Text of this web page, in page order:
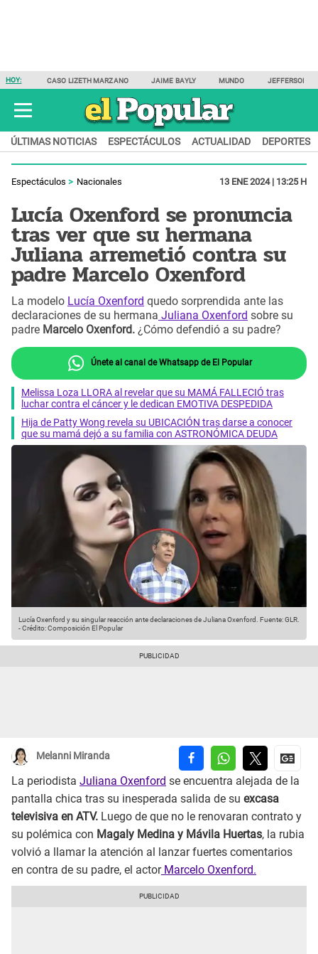
HOY: CASO LIZETH MARZANO JAIME BAYLY MUNDO JEFFERSON
ÚLTIMAS NOTICIAS ESPECTÁCULOS ACTUALIDAD DEPORTES
Espectáculos Nacionales 13 ENE 2024 | 13:25 H
Lucía Oxenford se pronuncia
tras ver que su hermana
Juliana arremetió contra su
padre Marcelo Oxenford
La modelo Lucía Oxenford quedo sorprendida ante las
declaraciones de su hermana Juliana Oxenford sobre su
padre Marcelo Oxenford. ¿Cómo defendió a su padre?
Únete al canal de Whatsapp de El Popular
Melissa Loza LLORA al revelar que su MAMÁ FALLECIÓ tras
luchar contra el cáncer y le dedican EMOTIVA DESPEDIDA
Hija de Patty Wong revela su UBICACIÓN tras darse a conocer
que su mamá dejó a su familia con ASTRONÓMICA DEUDA
Lucía Oxenford y su singular reacción ante declaraciones de Juliana Oxenford. Fuente: GLR.
-Crédito: Composición El Popular
Melanni Miranda
La periodista Juliana Oxenford se encuentra alejada de la
pantalla chica tras su inesperada salida de su excasa
televisiva en ATV. Luego de que no le renovaran contrato y
su polémica con Magaly Medina y Mávila Huertas, la rubia
volvió a llamar la atención al lanzar fuertes comentarios
en contra de su padre, el actorMarcelo Oxenford.